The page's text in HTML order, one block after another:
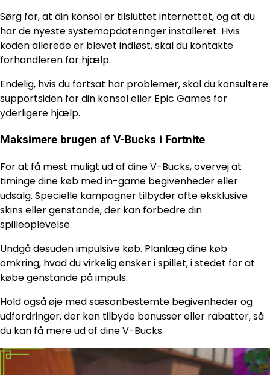
Sørg for, at din konsol er tilsluttet internettet, og at du
har de nyeste systemopdateringer installeret. Hvis
koden allerede er blevet indløst, skal du kontakte
forhandleren for hjælp.
Endelig, hvis du fortsat har problemer, skal du konsultere
supportsiden for din konsol eller Epic Games for
yderligere hjælp.
Maksimere brugen af V-Bucks i Fortnite
For at få mest muligt ud af dine V-Bucks, overvej at
timinge dine køb med in-game begivenheder eller
udsalg. Specielle kampagner tilbyder ofte eksklusive
skins eller genstande, der kan forbedre din
spilleoplevelse.
Undgå desuden impulsive køb. Planlæg dine køb
omkring, hvad du virkelig ønsker i spillet, i stedet for at
købe genstande på impuls.
Hold også øje med sæsonbestemte begivenheder og
udfordringer, der kan tilbyde bonusser eller rabatter, så
du kan få mere ud af dine V-Bucks.